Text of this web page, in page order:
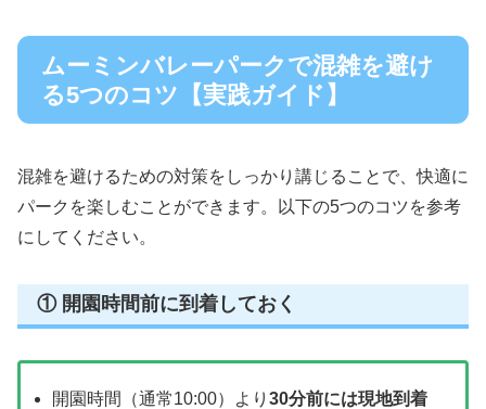
ムーミンバレーパークで混雑を避け
る5つのコツ【実践ガイド】
混雑を避けるための対策をしっかり講じることで、快適に
パークを楽しむことができます。以下の5つのコツを参考
にしてください。
① 開園時間前に到着しておく
開園時間（通常10:00）より30分前には現地到着